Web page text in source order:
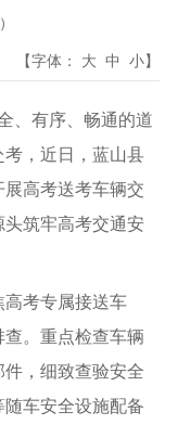
【字体： 大 中 小】
、有序、畅通的道
，近日，蓝山县
高考送考车辆交
筑牢高考交通安
考专属接送车
。重点检查车辆
，细致查验安全
车安全设施配备